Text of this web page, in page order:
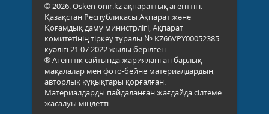
© 2026. Osken-onir.kz ақпараттық агенттігі.
Қазақстан Республикасы Ақпарат және
Қоғамдық даму министрлігі, Ақпарат
комитетінің тіркеу туралы № KZ66VPY00052385
куәлігі 21.07.2022 жылы берілген.
® Агенттік сайтында жарияланған барлық
мақалалар мен фото-бейне материалдардың
авторлық құқықтары қорғалған.
Материалдарды пайдаланған жағдайда сілтеме
жасалуы міндетті.